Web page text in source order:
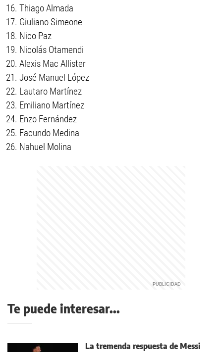
Thiago Almada
Giuliano Simeone
Nico Paz
Nicolás Otamendi
Alexis Mac Allister
José Manuel López
Lautaro Martínez
Emiliano Martínez
Enzo Fernández
Facundo Medina
Nahuel Molina
Te puede interesar...
La tremenda respuesta de Messi